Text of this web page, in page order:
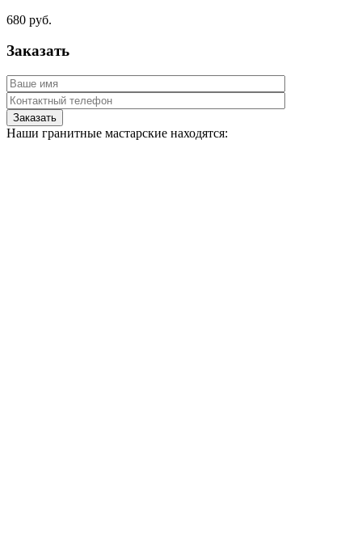
680 руб.
Заказать
Наши гранитные мастарские находятся: